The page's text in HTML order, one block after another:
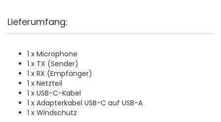
Lieferumfang:
1 x Microphone
1 x TX (Sender)
1 x RX (Empfänger)
1 x Netzteil
1 x USB-C-Kabel
1 x Adapterkabel USB-C auf USB-A
1 x Windschutz